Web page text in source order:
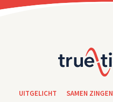
UITGELICHT SAMEN ZINGEN